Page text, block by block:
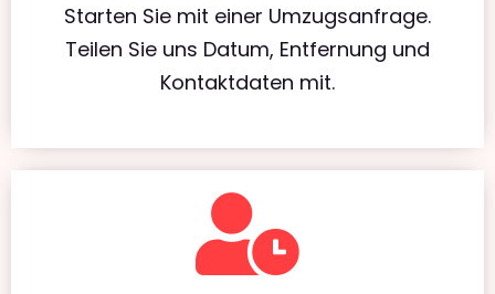
Starten Sie mit einer Umzugsanfrage.
Teilen Sie uns Datum, Entfernung und
Kontaktdaten mit.